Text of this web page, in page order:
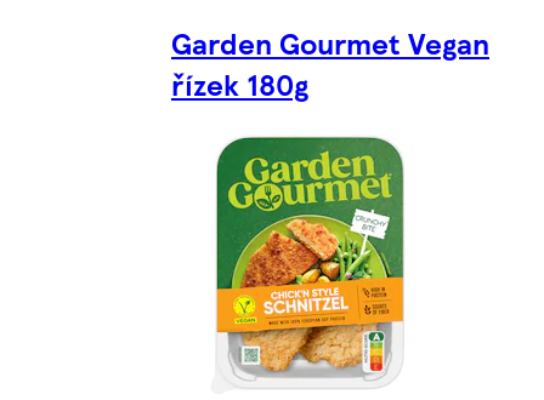
Garden Gourmet Vegan
řízek 180g